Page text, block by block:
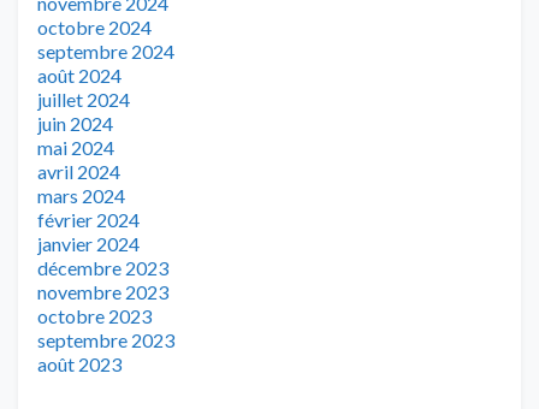
octobre 2024
septembre 2024
août 2024
juillet 2024
juin 2024
mai 2024
avril 2024
mars 2024
février 2024
janvier 2024
décembre 2023
novembre 2023
octobre 2023
septembre 2023
août 2023